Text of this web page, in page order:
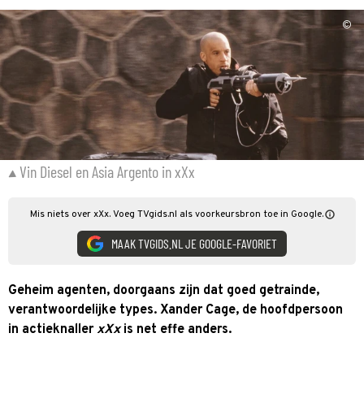
©
Vin Diesel en Asia Argento in xXx
Mis niets over xXx. Voeg TVgids.nl als voorkeursbron toe in Google.
MAAK TVGIDS.NL JE GOOGLE-FAVORIET
Geheim agenten, doorgaans zijn dat goed getrainde,
verantwoordelijke types. Xander Cage, de hoofdpersoon
in actieknaller xXxis net effe anders.